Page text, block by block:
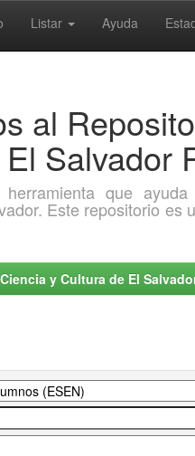
Listar Ayuda
al
Salvador
que
Este repositorio es
y Cultura de El